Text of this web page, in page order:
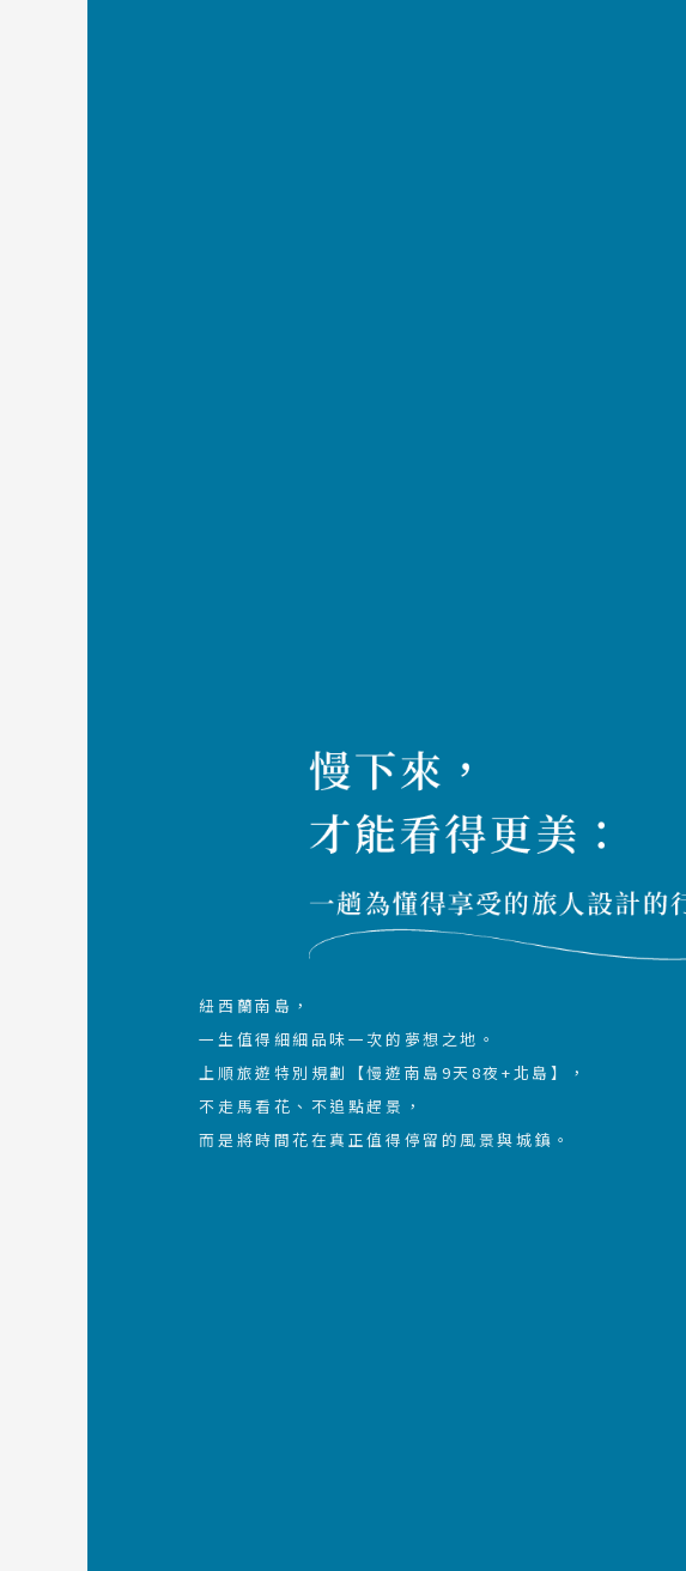
紐西蘭南島，
一生值得細細品味一次的夢想之地。
上順旅遊特別規劃【慢遊南島9天8夜+北島】，
不走馬看花、不追點趕景，
而是將時間花在真正值得停留的風景與城鎮。